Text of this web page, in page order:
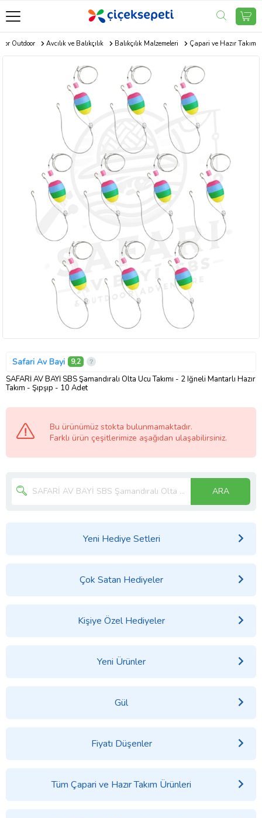
Outdoor Avcılık ve Balıkçılık Balıkçılık Malzemeleri Çapari ve Hazır Takım
Safari Av Bayi 9,2
SAFARİ AV BAYİ SBS Şamandıralı Olta Ucu Takımı - 2 Iğneli Mantarlı Hazır
Takım - Şıpşıp - 10 Adet
Bu ürünümüz stokta bulunmamaktadır.
Farklı ürün çeşitlerimize aşağıdan ulaşabilirsiniz.
ARA
Yeni Hediye Setleri
Çok Satan Hediyeler
Kişiye Özel Hediyeler
Yeni Ürünler
Gül
Fiyatı Düşenler
Tüm Çapari ve Hazır Takım Ürünleri